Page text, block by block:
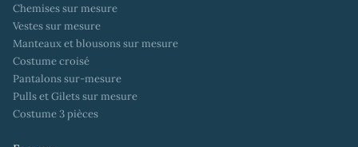
Chemises sur mesure
Vestes sur mesure
Manteaux et blousons sur mesure
Costume croisé
Pantalons sur-mesure
Pulls et Gilets sur mesure
Costume 3 pièces